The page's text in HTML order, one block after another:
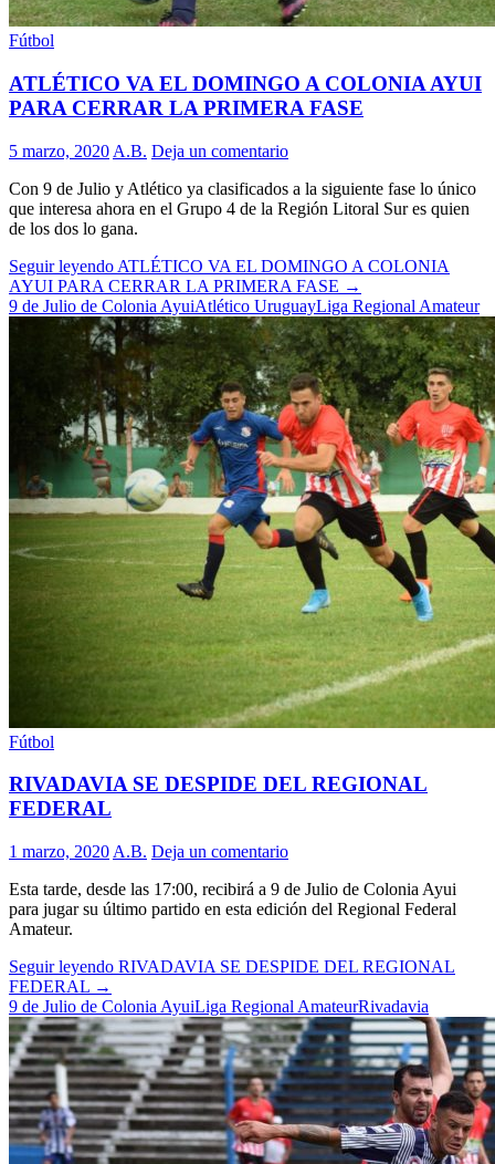
Fútbol
ATLÉTICO VA EL DOMINGO A COLONIA AYUI
PARA CERRAR LA PRIMERA FASE
5 marzo, 2020 A.B. Deja un comentario
Con 9 de Julio y Atlético ya clasificados a la siguiente fase lo único
que interesa ahora en el Grupo 4 de la Región Litoral Sur es quien
de los dos lo gana.
Seguir leyendo ATLÉTICO VA EL DOMINGO A COLONIA
AYUI PARA CERRAR LA PRIMERA FASE →
9 de Julio de Colonia AyuiAtlético UruguayLiga Regional Amateur
Fútbol
RIVADAVIA SE DESPIDE DEL REGIONAL
FEDERAL
1 marzo, 2020 A.B. Deja un comentario
Esta tarde, desde las 17:00, recibirá a 9 de Julio de Colonia Ayui
para jugar su último partido en esta edición del Regional Federal
Amateur.
Seguir leyendo RIVADAVIA SE DESPIDE DEL REGIONAL
FEDERAL →
9 de Julio de Colonia AyuiLiga Regional AmateurRivadavia